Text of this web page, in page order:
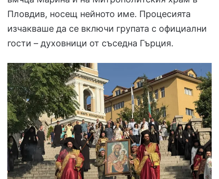
Пловдив, носещ нейното име. Процесията
изчакваше да се включи групата с официални
гости – духовници от съседна Гърция.